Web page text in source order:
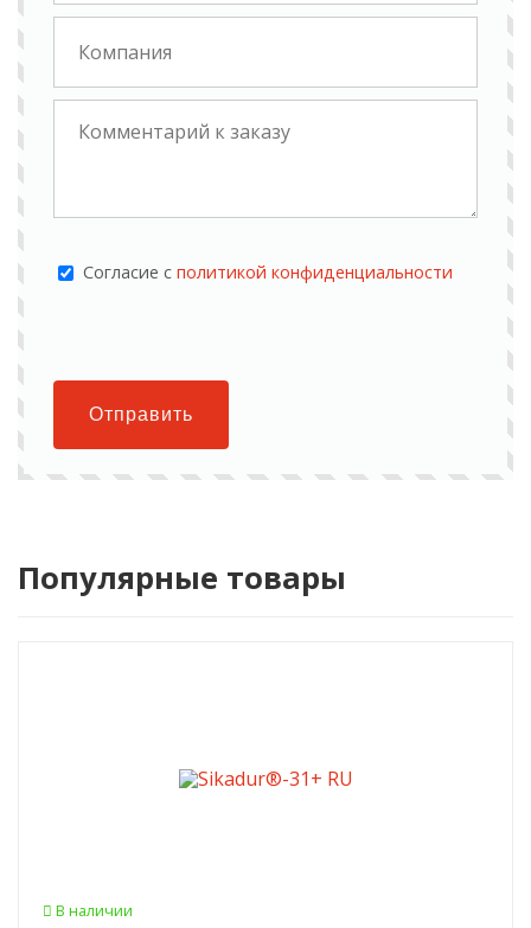
Cогласие сполитикой конфиденциальности
Отправить
Популярные товары
В наличии